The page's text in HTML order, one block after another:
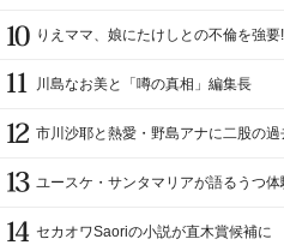
りえママ、娘にたけしとの不倫を強要
川島なお美と「噂の真相」編集長
市川沙耶と熱愛・野島アナに二股の過
ユースケ・サンタマリアが語るうつ体
セカオワSaoriの小説が直木賞候補に